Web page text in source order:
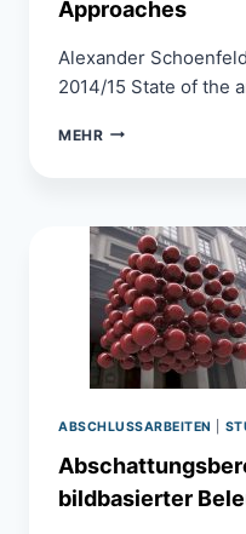
Approaches
Alexander
2014/15 State of the
MEHRTEST
USING
OBJECT
AND
IMAGE
RECOGNITION
APPROACHES
ABSCHLUSSARBEITEN
bildbasierter